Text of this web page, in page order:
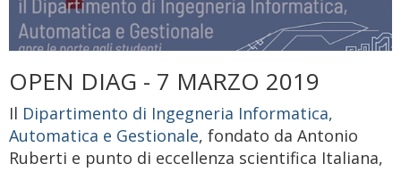
OPEN DIAG - 7 MARZO 2019
Il Dipartimento di Ingegneria Informatica,
Automatica e Gestionale, fondato da Antonio
Ruberti e punto di eccellenza scientifica Italiana,